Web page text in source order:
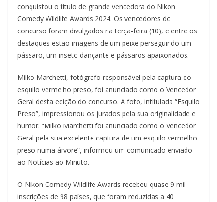
conquistou o título de grande vencedora do Nikon
Comedy Wildlife Awards 2024. Os vencedores do
concurso foram divulgados na terça-feira (10), e entre os
destaques estão imagens de um peixe perseguindo um
pássaro, um inseto dançante e pássaros apaixonados.
Milko Marchetti, fotógrafo responsável pela captura do
esquilo vermelho preso, foi anunciado como o Vencedor
Geral desta edição do concurso. A foto, intitulada “Esquilo
Preso”, impressionou os jurados pela sua originalidade e
humor. “Milko Marchetti foi anunciado como o Vencedor
Geral pela sua excelente captura de um esquilo vermelho
preso numa árvore”, informou um comunicado enviado
ao Notícias ao Minuto.
O Nikon Comedy Wildlife Awards recebeu quase 9 mil
inscrições de 98 países, que foram reduzidas a 40